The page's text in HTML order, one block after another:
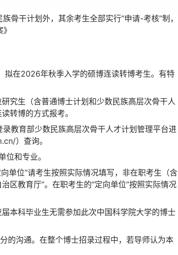
骨干计划外，其余考生全部实行“申请-考核”制，
在2026年秋季入学的硕博连读转博考生。有特
究生（含普通博士计划和少数民族高层次骨干人
转博的方式报考。
教育部少数民族高层次骨干人才计划管理平台进
）查询。
和专业。
单位”请考生按照实际情况填写，非在职考生（含
区教育厅”。在职考生的“定向单位”按照实际情况
本科毕业生无需参加此次中国科学院大学的博士
的沟通。在整个博士招录过程中，若导师认为本